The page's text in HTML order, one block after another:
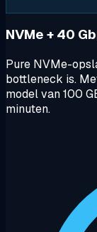
NVMe + 40
Pure NVMe-
bottleneck is.
model van 100
minuten.